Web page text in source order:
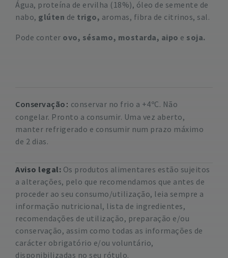
Água, proteína de ervilha (18%), óleo de semente de
nabo, glúten de trigo, aromas, fibra de citrinos, sal.
Pode conter ovo, sésamo, mostarda, aipo e soja.
Conservação
conservar no frio a +4ºC. Não
congelar. Pronto a consumir. Uma vez aberto,
manter refrigerado e consumir num prazo máximo
de 2 dias.
Aviso legal: Os produtos alimentares estão sujeitos
a alterações, pelo que recomendamos que antes de
proceder ao seu consumo/utilização, leia sempre a
informação nutricional, lista de ingredientes,
recomendações de utilização, preparação e/ou
conservação, assim como todas as informações de
carácter obrigatório e/ou voluntário,
disponibilizadas no seu rótulo.